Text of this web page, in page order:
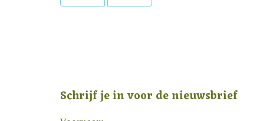
Schrijf je in voor de nieuwsbrief